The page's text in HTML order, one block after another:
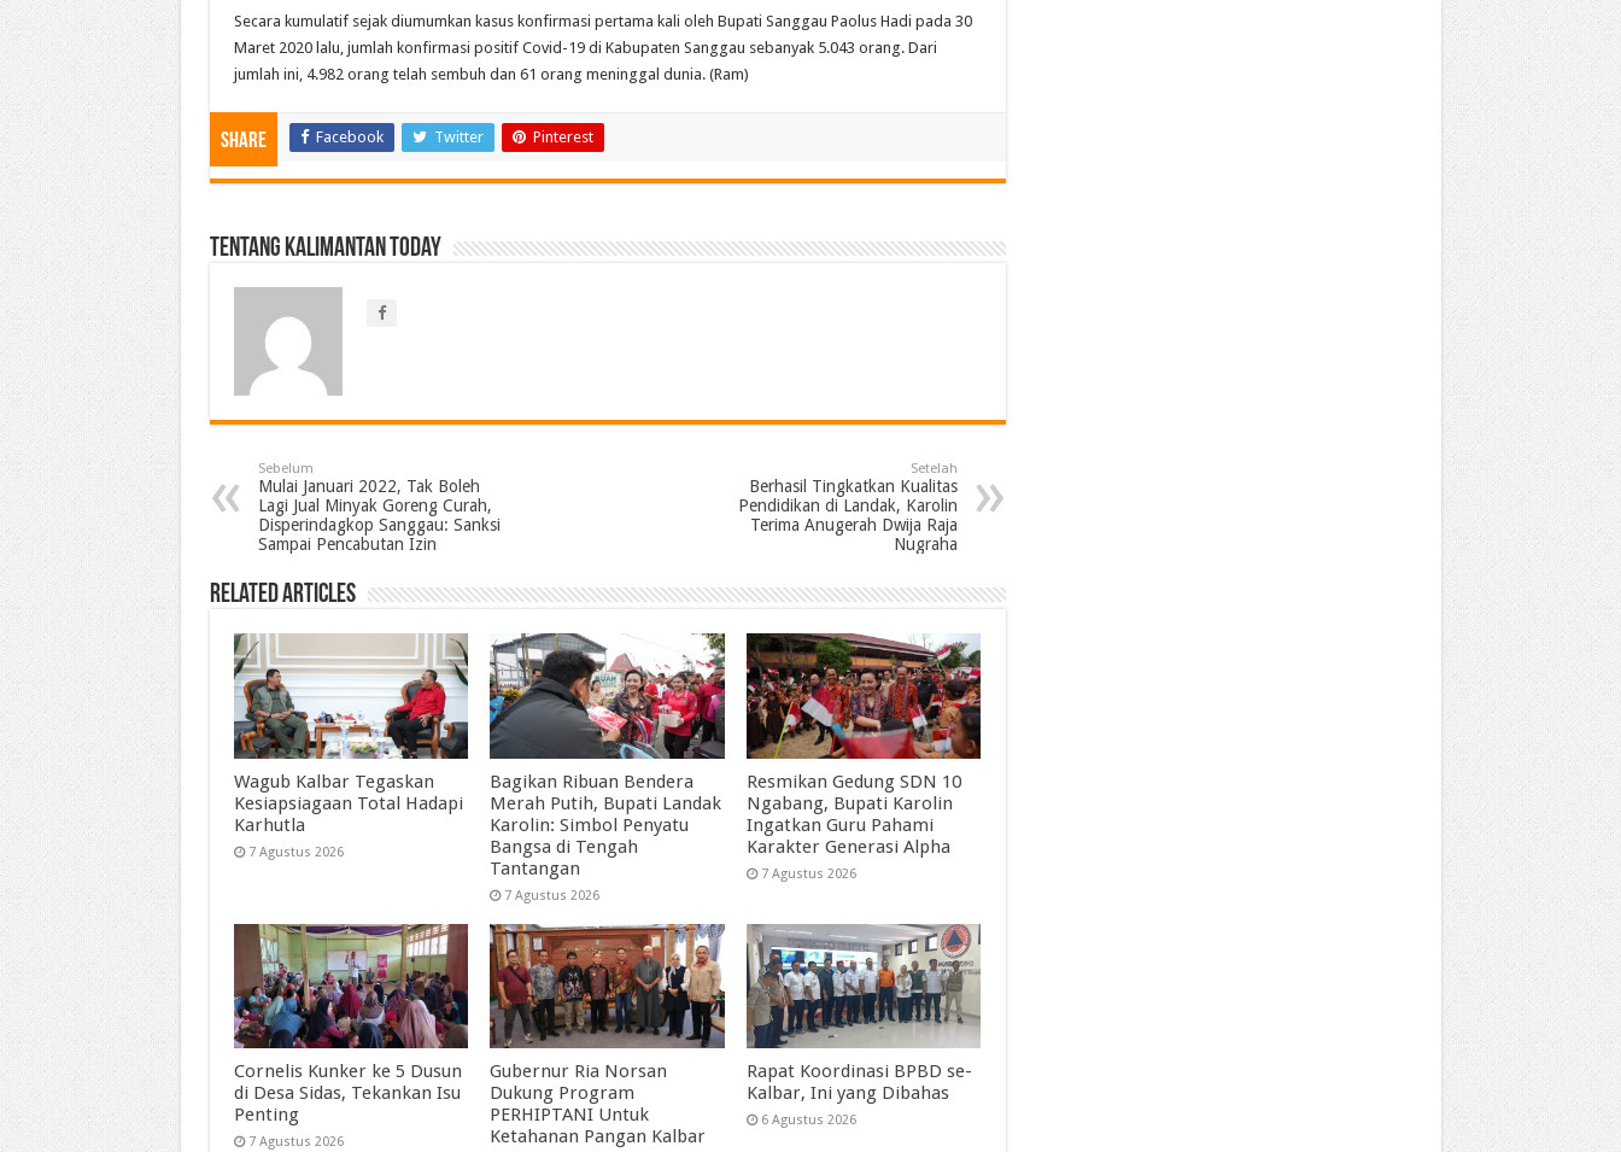
Secara kumulatif sejak diumumkan kasus konfirmasi pertama kali oleh Bupati Sanggau Paolus Hadi pada 30
Maret 2020 lalu, jumlah konfirmasi positif Covid-19 di Kabupaten Sanggau sebanyak 5.043 orang. Dari
jumlah ini, 4.982 orang telah sembuh dan 61 orang meninggal dunia. (Ram)
Share Facebook Twitter Pinterest
Tentang Kalimantan Today
Sebelum
Mulai Januari 2022, Tak Boleh
Lagi Jual Minyak Goreng Curah,
Disperindagkop Sanggau: Sanksi
Sampai Pencabutan Izin
Setelah
Berhasil Tingkatkan Kualitas
Pendidikan di Landak, Karolin
Terima Anugerah Dwija Raja
Nugraha
Related Articles
Wagub Kalbar Tegaskan
Kesiapsiagaan Total Hadapi
Karhutla
7 Agustus 2026
Bagikan Ribuan Bendera
Merah Putih, Bupati Landak
Karolin: Simbol Penyatu
Bangsa di Tengah
Tantangan
7 Agustus 2026
Resmikan Gedung SDN 10
Ngabang, Bupati Karolin
Ingatkan Guru Pahami
Karakter Generasi Alpha
7 Agustus 2026
Cornelis Kunker ke 5 Dusun
di Desa Sidas, Tekankan Isu
Penting
7 Agustus 2026
Gubernur Ria Norsan
Dukung Program
PERHIPTANI Untuk
Ketahanan Pangan Kalbar
Rapat Koordinasi BPBD se-
Kalbar, Ini yang Dibahas
6 Agustus 2026